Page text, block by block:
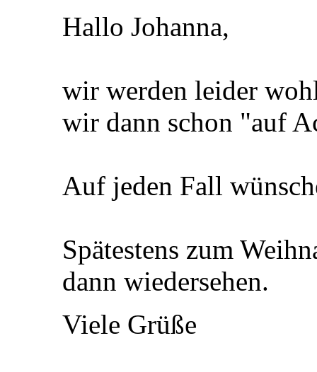
Hallo Johanna,
wir werden leider
wir dann schon "auf
Auf jeden Fall
Spätestens zum
dann wiedersehen.
Viele Grüße